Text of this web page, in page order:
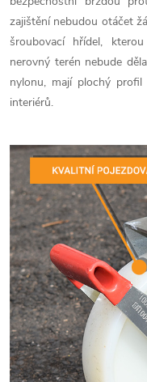
zajištění nebudou otáčet
šroubovací hřídel,
nerovný terén nebude
nylonu, mají plochý
interiérů.